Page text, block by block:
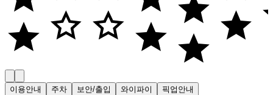
이용안내 주차 보안/출입 와이파이 픽업안내